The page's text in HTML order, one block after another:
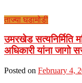
ताज्या घडामोडी
उमरखेड सत्यनिर्मिति
अधिकारी यांना जागो
Posted on February 4,